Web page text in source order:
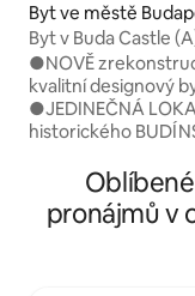
Byt ve městě
Byt v Buda Castle
●NOVĚ
kvalitní designový
●JEDINEČNÁ
historického
ZDARMA
TELEVIZE
● AUTOBUSOVÁ
pronájmů v